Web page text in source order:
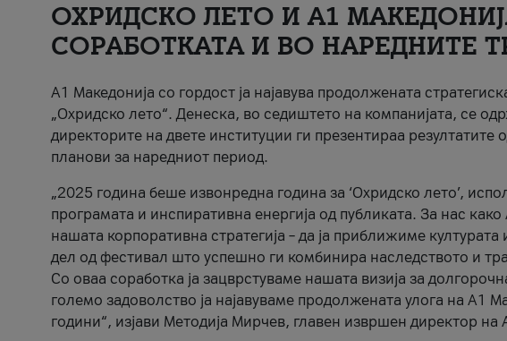
ОХРИДСКО ЛЕТО И A1
СОРАБОТКАТА И ВО НАРЕДНИТЕ
A1 Македонија со гордост ја најавува продолжената
„Охридско лето“. Денеска, во седиштето на компанијата, се
директорите на двете институции ги презентираа резултатите
планови за наредниот период.
„2025 година беше извонредна година за ‘Охридско лето’,
програмата и инспиративна енергија од публиката. За нас
нашата корпоративна стратегија – да ја приближиме
дел од фестивал што успешно ги комбинира наследството и
Со оваа соработка ја зацврстуваме нашата визија за
големо задоволство ја најавуваме продолжената улога на A1
години“, изјави Методија Мирчев, главен извршен директор на